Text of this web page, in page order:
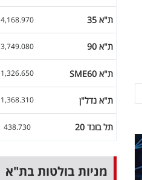
ת"א 35 4,168.970
ת"א 90 3,749.080
ת"א SME60 1,326.650
ת"א נדל"ן 1,368.310
תל בונד 20 438.730
מניות בולטות בת"א